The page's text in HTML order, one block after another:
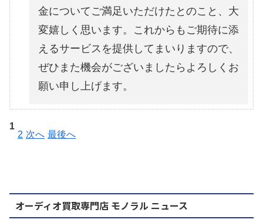
金についてご満足いただけたとのこと、大
変嬉しく思います。これからもご期待に添
えるサービスを提供してまいりますので、
ぜひまた機会がございましたらよろしくお
願い申し上げます。
1
2 次へ 最後へ
オーディオ買取専門店 モノラル ニュース